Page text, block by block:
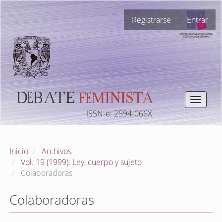
Navegación
principal
Contenido
principal
Barra
lateral
Registrarse Entrar
Toggle
ISSN-e: 2594-066X
Inicio
Archivos
Vol. 19 (1999): Ley, cuerpo y sujeto
Colaboradoras
Colaboradoras